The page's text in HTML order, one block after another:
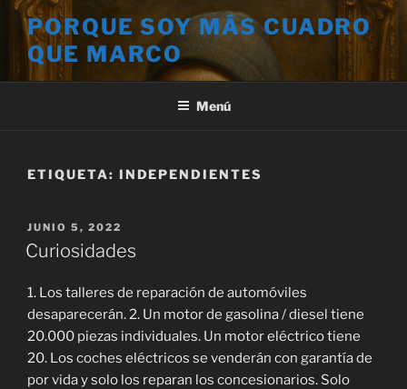
Saltar
contenido
PORQUE SOY MÁS CUADRO
QUE MARCO
Menú
ETIQUETA: INDEPENDIENTES
PUBLICADO
EL
JUNIO 5, 2022
Curiosidades
1. Los talleres de reparación de automóviles
desaparecerán. 2. Un motor de gasolina / diesel tiene
20.000 piezas individuales. Un motor eléctrico tiene
20. Los coches eléctricos se venderán con garantía de
por vida y solo los reparan los concesionarios. Solo